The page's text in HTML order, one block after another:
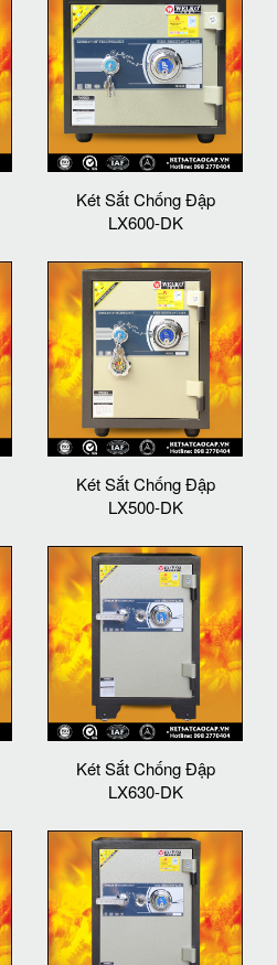
Két Sắt Chống Đập
LX600-DK
Két Sắt Chống Đập
LX500-DK
Két Sắt Chống Đập
LX630-DK